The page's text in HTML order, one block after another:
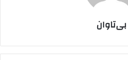
بی‌تاوان